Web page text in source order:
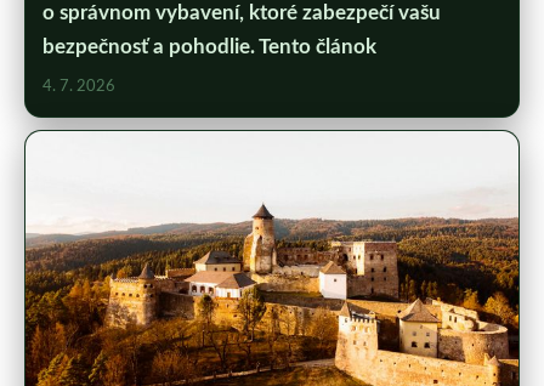
o správnom vybavení, ktoré zabezpečí vašu
bezpečnosť a pohodlie. Tento článok
4. 7. 2026